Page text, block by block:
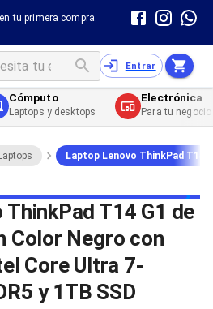
en tu primera compra.
Entrar
HDMI
VGA
RCA
Toslink
DVI
Cómputo
Laptops y desktops
Electrónica
Para tu
Laptops Laptop Lenovo ThinkPad T14
T14 G1 de
Color Negro con
Core Ultra 7-
y 1TB SSD